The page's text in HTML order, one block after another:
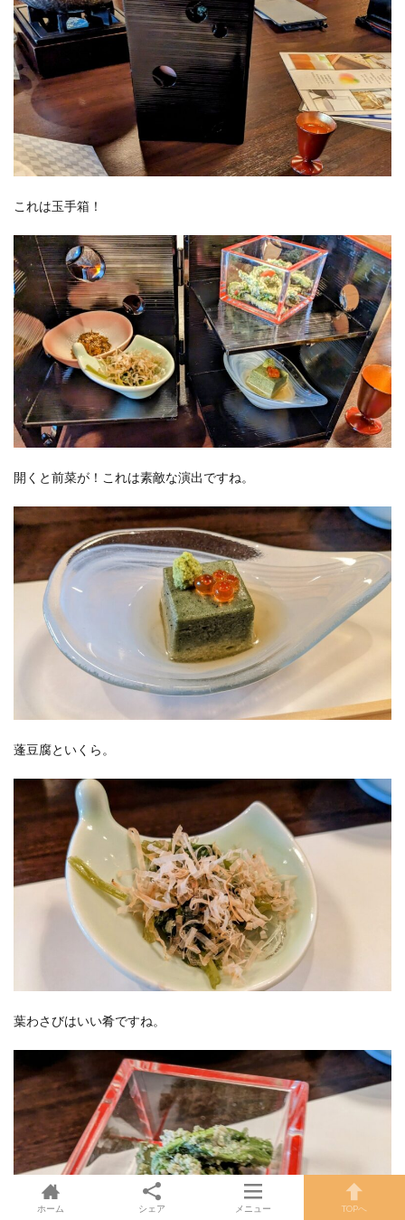
これは玉手箱！
開くと前菜が！これは素敵な演出ですね。
蓬豆腐といくら。
葉わさびはいい肴ですね。
ホーム シェア メニュー TOPへ